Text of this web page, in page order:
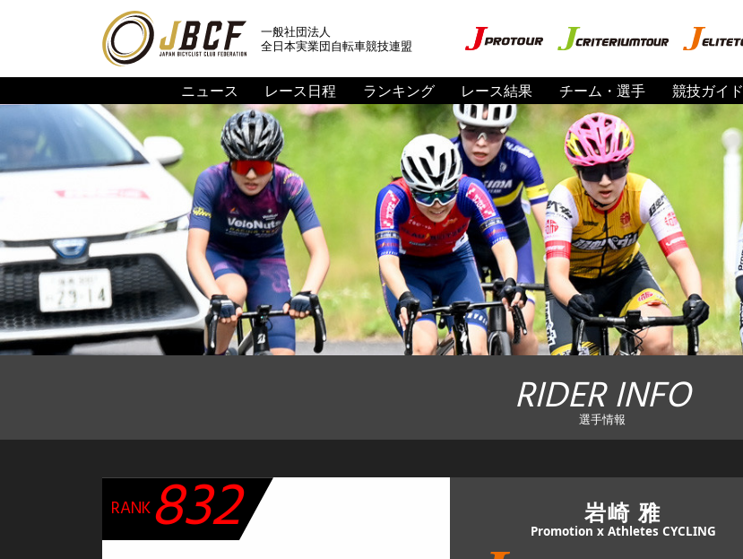
一般社団法人
全日本実業団自転車競技連盟
ニュース レース日程 ランキング レース結果 チーム・選手 競技ガイド
RIDER INFO
選手情報
RANK832 岩崎 雅
Promotion x Athletes CYCLING